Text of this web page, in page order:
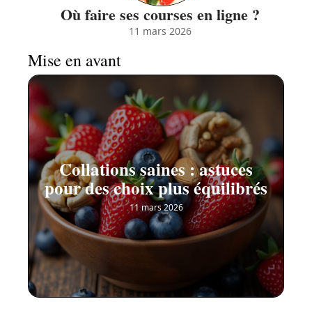
Où faire ses courses en ligne ?
11 mars 2026
Mise en avant
Collations saines : astuces
pour des choix plus équilibrés
11 mars 2026